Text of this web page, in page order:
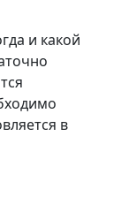
и какой
в